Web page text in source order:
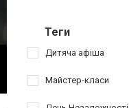
Теги
Дитяча афіша
Майстер-класи